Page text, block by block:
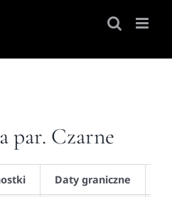
par. Czarne
Daty graniczne